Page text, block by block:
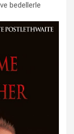
bedellerle